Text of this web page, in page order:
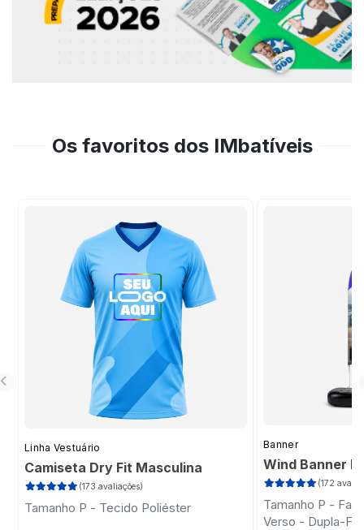
Os favoritos dos IMbatíveis
Linha Vestuário
Camiseta Dry Fit Masculina
(173 avaliações)
Tamanho P - Tecido Poliéster
Banner
Wind Banner
(172
Tamanho P -
Verso - Dupla-